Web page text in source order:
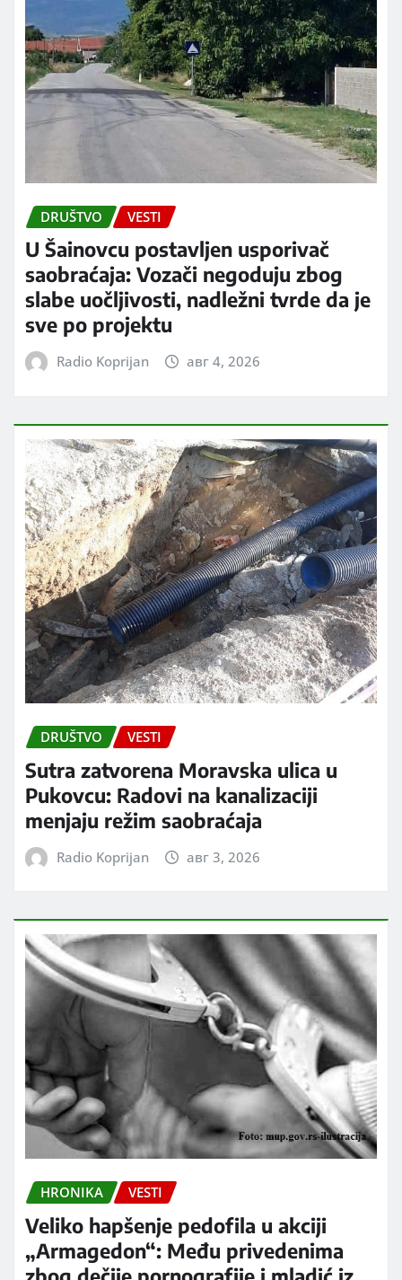
DRUŠTVO VESTI
U Šainovcu postavljen usporivač
saobraćaja: Vozači negoduju zbog
slabe uočljivosti, nadležni tvrde da je
sve po projektu
Radio Koprijan авг 4, 2026
DRUŠTVO VESTI
Sutra zatvorena Moravska ulica u
Pukovcu: Radovi na kanalizaciji
menjaju režim saobraćaja
Radio Koprijan авг 3, 2026
HRONIKA VESTI
Veliko hapšenje pedofila u akciji
„Armagedon“: Među privedenima